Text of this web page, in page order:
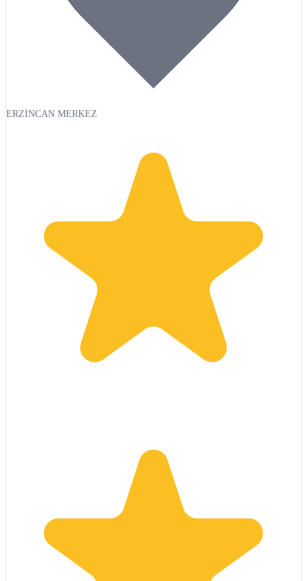
ERZİNCAN MERKEZ